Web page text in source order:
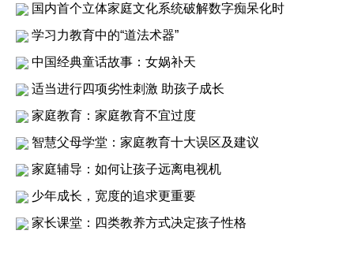
国内首个立体家庭文化系统破解数字痴呆化时
学习力教育中的“道法术器”
中国经典童话故事：女娲补天
适当进行四项劣性刺激 助孩子成长
家庭教育：家庭教育不宜过度
智慧父母学堂：家庭教育十大误区及建议
家庭辅导：如何让孩子远离电视机
少年成长，宽度的追求更重要
家长课堂：四类教养方式决定孩子性格